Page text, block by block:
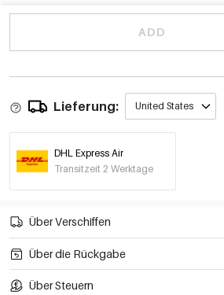
ADD
Lieferung: United States
DHL Express Air
Transitzeit 2 Werktage
Über Verschiffen
Über die Rückgabe
Über Steuern